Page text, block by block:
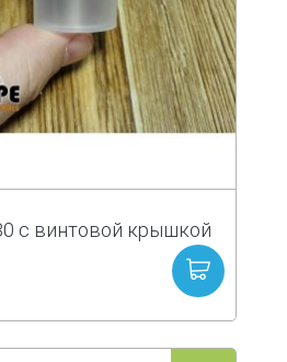
с винтовой крышкой